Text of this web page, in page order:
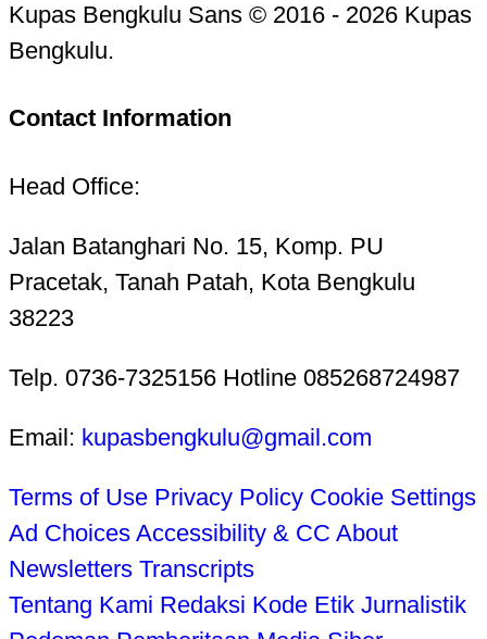
Kupas Bengkulu Sans © 2016 - 2026 Kupas
Bengkulu.
Contact Information
Head Office:
Jalan Batanghari No. 15, Komp. PU
Pracetak, Tanah Patah, Kota Bengkulu
38223
Telp. 0736-7325156 Hotline 085268724987
Email: kupasbengkulu@gmail.com
Terms of Use Privacy Policy Cookie Settings
Ad Choices Accessibility & CC About
Newsletters Transcripts
Tentang Kami Redaksi Kode Etik Jurnalistik